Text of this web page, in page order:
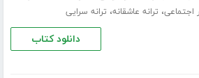
اجتماعی، ترانه عاشقانه، ترانه سرایی
دانلود کتاب